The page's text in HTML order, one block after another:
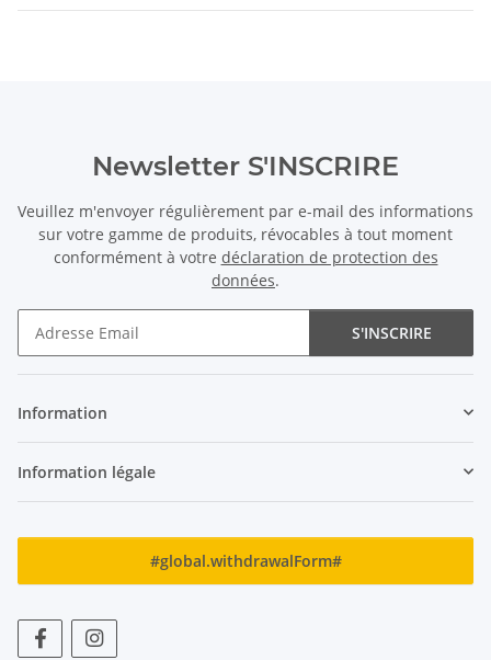
Newsletter S'INSCRIRE
Veuillez m'envoyer régulièrement par e-mail des informations
sur votre gamme de produits, révocables à tout moment
conformément à votre déclaration de protection des
données.
S'INSCRIRE
Information
Information légale
#global.withdrawalForm#